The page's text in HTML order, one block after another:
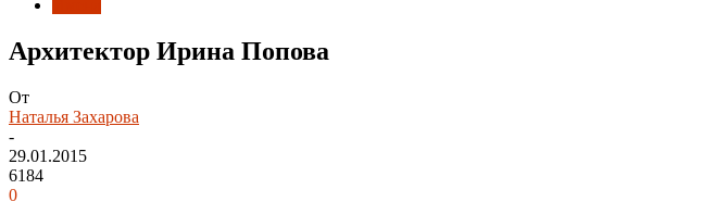
Архитектор Ирина Попова
От
Наталья Захарова
-
29.01.2015
6184
0